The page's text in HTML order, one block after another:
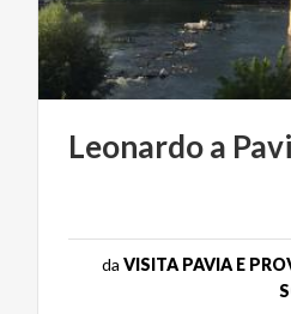
Leonardoa
da VISITA PAVIA E